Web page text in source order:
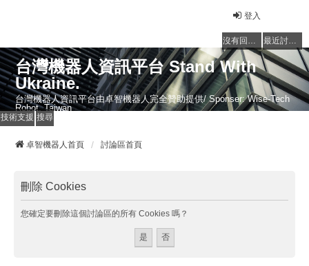
登入
沒有回覆的主題 最近討論的主題
台灣機器人資訊平台 Stand With
Ukraine.
台灣機器人資訊平台由卓智機器人完全贊助提供/ Sponser: Wise-Tech
Robot, Taiwan
技術支援 搜尋
卓智機器人首頁 討論區首頁
刪除 Cookies
您確定要刪除這個討論區的所有 Cookies 嗎？